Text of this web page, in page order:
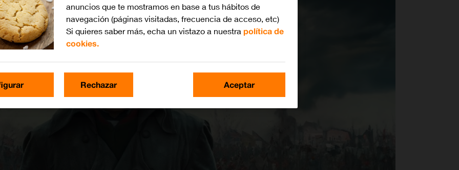
anuncios que te mostramos en base a tus hábitos de
navegación (páginas visitadas, frecuencia de acceso, etc)
Si quieres saber más, echa un vistazo a nuestra política de
cookies.
Rechazar Aceptar